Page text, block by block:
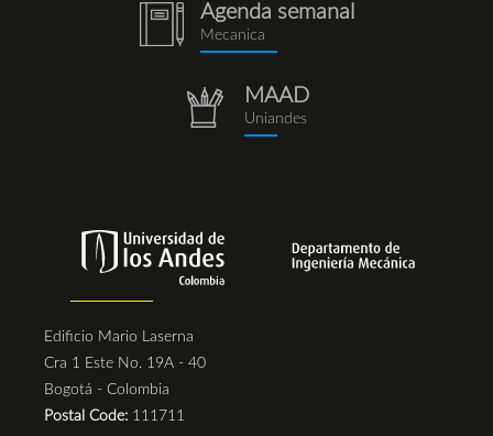
notebook
(1).png
Agenda semanal
Mecanica
repositorio.png
MAAD
Uniandes
Edificio Mario Laserna
Cra 1 Este No. 19A - 40
Bogotá - Colombia
Postal Code: 111711